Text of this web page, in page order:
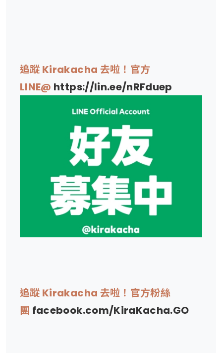
追蹤 Kirakacha 去啦！官方
LINE@ https://lin.ee/nRFduep
追蹤 Kirakacha 去啦！官方粉絲
團 facebook.com/KiraKacha.GO